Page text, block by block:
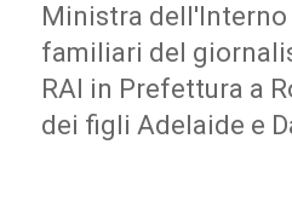
Ministra
familiari del
RAI in Prefettura a
dei figli Adelaide e